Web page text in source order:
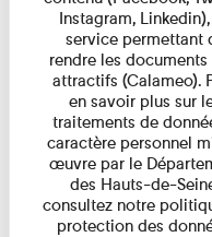
Instagram,
service permettant
rendre les documents
attractifs (Calameo).
en savoir plus sur
traitements de
caractère personnel
œuvre par le
des Hauts-de-
consultez notre
protection des